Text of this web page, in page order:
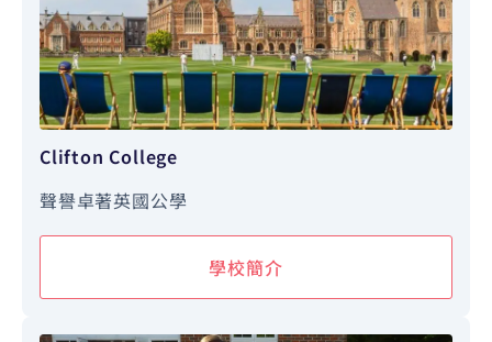
Clifton College
聲譽卓著英國公學
學校簡介